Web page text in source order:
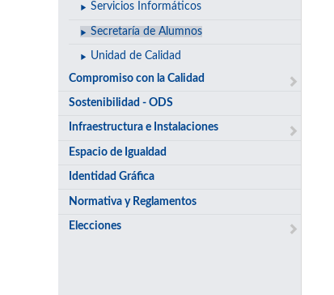
Servicios Informáticos
Secretaría de Alumnos
Unidad de Calidad
Compromiso con la Calidad
Sostenibilidad - ODS
Infraestructura e Instalaciones
Espacio de Igualdad
Identidad Gráfica
Normativa y Reglamentos
Elecciones